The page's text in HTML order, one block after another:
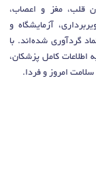
قلب، مغز و اعصاب،
آزمایشگاه و
گردآوری شده‌اند. با
کامل پزشکان،
سلامت امروز و فردا.